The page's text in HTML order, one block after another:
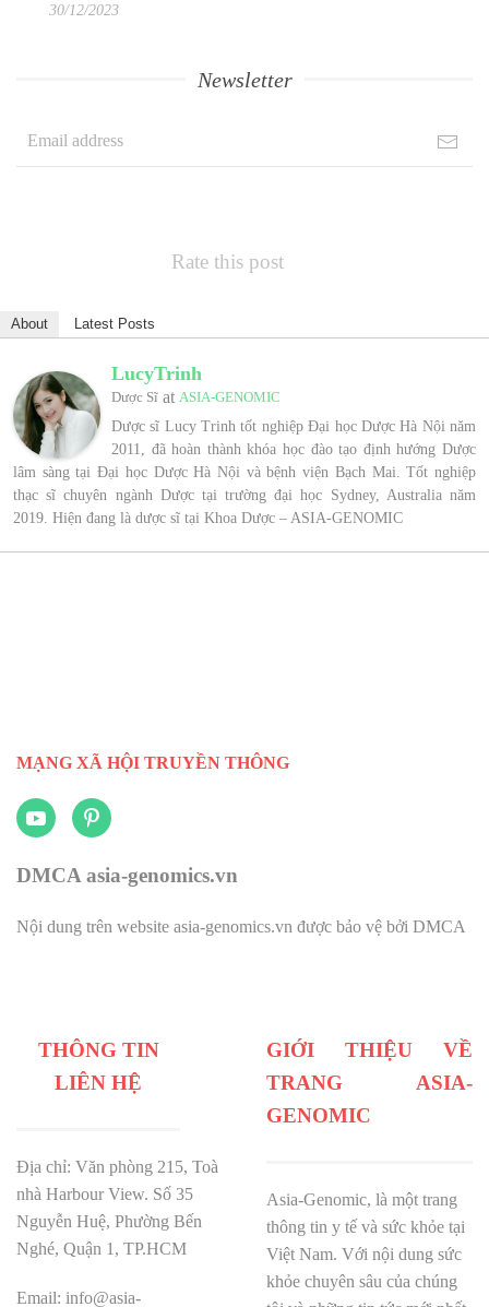
30/12/2023
Newsletter
Rate this post
About Latest Posts
LucyTrinh
Dược Sĩ at ASIA-GENOMIC
Dược sĩ Lucy Trinh tốt nghiệp Đại học Dược Hà Nội năm
2011, đã hoàn thành khóa học đào tạo định hướng Dược
lâm sàng tại Đại học Dược Hà Nội và bệnh viện Bạch Mai. Tốt nghiệp
thạc sĩ chuyên ngành Dược tại trường đại học Sydney, Australia năm
2019. Hiện đang là dược sĩ tại Khoa Dược – ASIA-GENOMIC
MẠNG XÃ HỘI TRUYỀN THÔNG
DMCA asia-genomics.vn
Nội dung trên website asia-genomics.vn được bảo vệ bởi DMCA
THÔNG TIN
LIÊN HỆ
Địa chỉ: Văn phòng 215, Toà
nhà Harbour View. Số 35
Nguyễn Huệ, Phường Bến
Nghé, Quận 1, TP.HCM
Email: info@asia-
GIỚI THIỆU VỀ
TRANG ASIA-
GENOMIC
Asia-Genomic, là một trang
thông tin y tế và sức khỏe tại
Việt Nam. Với nội dung sức
khỏe chuyên sâu của chúng